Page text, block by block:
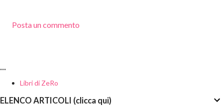
Posta un commento
...
Libri di ZeRo
ELENCO ARTICOLI (clicca qui)